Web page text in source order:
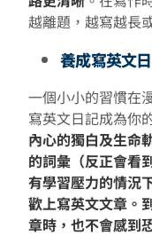
越離題，越寫越長
養成寫英文
一個小小的習慣在
寫英文日記成為你
內心的獨白及生命
的詞彙（反正會看
有學習壓力的情況
歡上寫英文文章。
章時，也不會感到